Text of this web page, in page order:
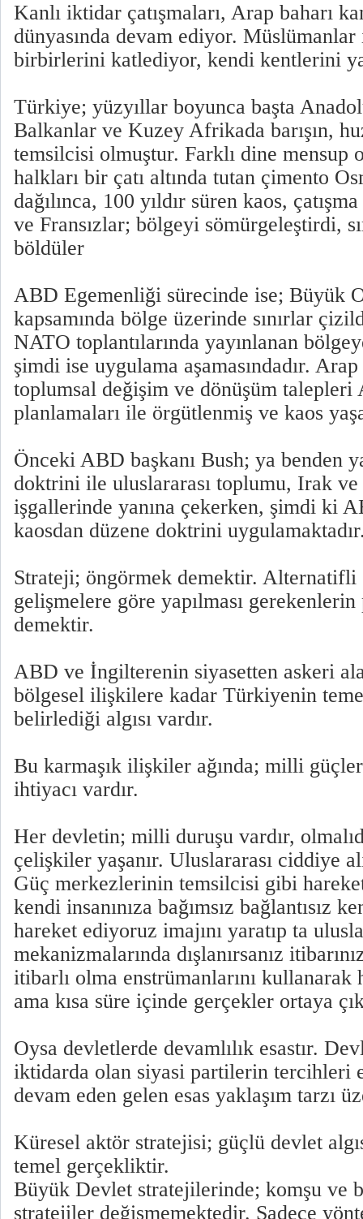
Kanlı iktidar çatışmaları, Arap baharı
dünyasında devam ediyor.
birbirlerini katlediyor, kendi kentlerini
Türkiye; yüzyıllar boyunca başta
Balkanlar ve Kuzey Afrikada barışın,
temsilcisi olmuştur. Farklı dine mensup
halkları bir çatı altında tutan çimento
dağılınca, 100 yıldır süren kaos,
ve Fransızlar; bölgeyi sömürgeleştirdi,
böldüler
ABD Egemenliği sürecinde ise; Büyük
kapsamında bölge üzerinde sınırlar
NATO toplantılarında yayınlanan
şimdi ise uygulama aşamasındadır.
toplumsal değişim ve dönüşüm
planlamaları ile örgütlenmiş ve kaos
Önceki ABD başkanı Bush; ya benden
doktrini ile uluslararası toplumu, Irak
işgallerinde yanına çekerken, şimdi ki
kaosdan düzene doktrini
Strateji; öngörmek demektir. Alternatifli
gelişmelere göre yapılması gerekenlerin
demektir.
ABD ve İngilterenin siyasetten askeri
bölgesel ilişkilere kadar Türkiyenin
belirlediği algısı vardır.
Bu karmaşık ilişkiler ağında; milli
ihtiyacı vardır.
Her devletin; milli duruşu vardır,
çelişkiler yaşanır. Uluslararası ciddiye
Güç merkezlerinin temsilcisi gibi
kendi insanınıza bağımsız bağlantısız
hareket ediyoruz imajını yaratıp ta
mekanizmalarında dışlanırsanız
itibarlı olma enstrümanlarını kullanarak
ama kısa süre içinde gerçekler ortaya
Oysa devletlerde devamlılık esastır.
iktidarda olan siyasi partilerin tercihleri
devam eden gelen esas yaklaşım tarzı
Küresel aktör stratejisi; güçlü devlet
temel gerçekliktir.
Büyük Devlet stratejilerinde; komşu ve
stratejiler değişmemektedir. Sadece